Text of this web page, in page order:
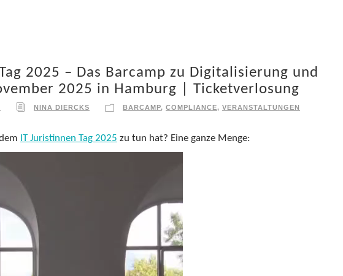
2025 – Das Barcamp zu Digitalisierung und
2025 in Hamburg | Ticketverlosung
NINA DIERCKS BARCAMP, COMPLIANCE, VERANSTALTUNGEN
IT Juristinnen Tag 2025 zu tun hat? Eine ganze Menge: